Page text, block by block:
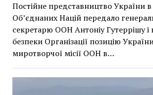
Постійне представництво України в
Об’єднаних Націй передало
секретарю ООН Антоніу Гутеррішу і
безпеки Організації позицію
миротворчої місії ООН в…